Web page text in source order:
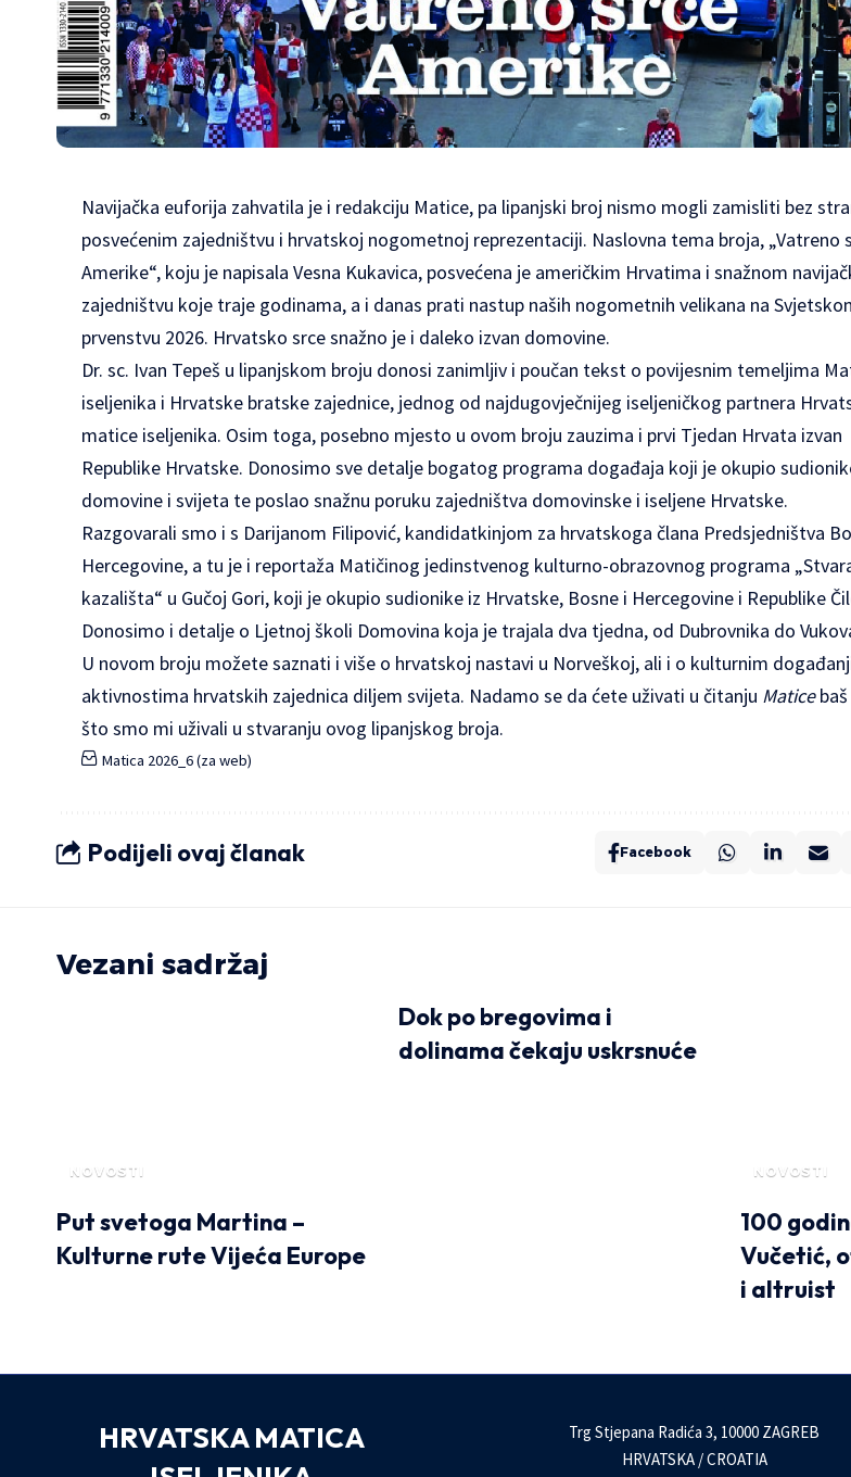
Navijačka euforija zahvatila je i redakciju Matice, pa lipanjski broj nismo mogli zamisliti bez
posvećenim zajedništvu i hrvatskoj nogometnoj reprezentaciji. Naslovna tema broja, „Vatreno
Amerike“, koju je napisala Vesna Kukavica, posvećena je američkim Hrvatima i snažnom
zajedništvu koje traje godinama, a i danas prati nastup naših nogometnih velikana na
prvenstvu 2026. Hrvatsko srce snažno je i daleko izvan domovine.
Dr. sc. Ivan Tepeš u lipanjskom broju donosi zanimljiv i poučan tekst o povijesnim temeljima
iseljenika i Hrvatske bratske zajednice, jednog od najdugovječnijeg iseljeničkog partnera
matice iseljenika. Osim toga, posebno mjesto u ovom broju zauzima i prvi Tjedan Hrvata izvan
Republike Hrvatske. Donosimo sve detalje bogatog programa događaja koji je okupio
domovine i svijeta te poslao snažnu poruku zajedništva domovinske i iseljene Hrvatske.
Razgovarali smo i s Darijanom Filipović, kandidatkinjom za hrvatskoga člana Predsjedništva
Hercegovine, a tu je i reportaža Matičinog jedinstvenog kulturno-obrazovnog programa
kazališta“ u Gučoj Gori, koji je okupio sudionike iz Hrvatske, Bosne i Hercegovine i Republike
Donosimo i detalje o Ljetnoj školi Domovina koja je trajala dva tjedna, od Dubrovnika do
U novom broju možete saznati i više o hrvatskoj nastavi u Norveškoj, ali i o kulturnim
aktivnostima hrvatskih zajednica diljem svijeta. Nadamo se da ćete uživati u čitanju Maticebaš
što smo mi uživali u stvaranju ovog lipanjskog broja.
Matica 2026_6 (za web)
Podijeli ovaj članak Facebook
Vezani sadržaj
NOVOSTI
Put svetoga Martina –
Kulturne rute Vijeća Europe
Dok po bregovima i
dolinama čekaju uskrsnuće
NOVOSTI
100
Vučetić,
i altruist
HRVATSKA MATICA
Trg Stjepana Radića 3, 10000 ZAGREB
HRVATSKA / CROATIA